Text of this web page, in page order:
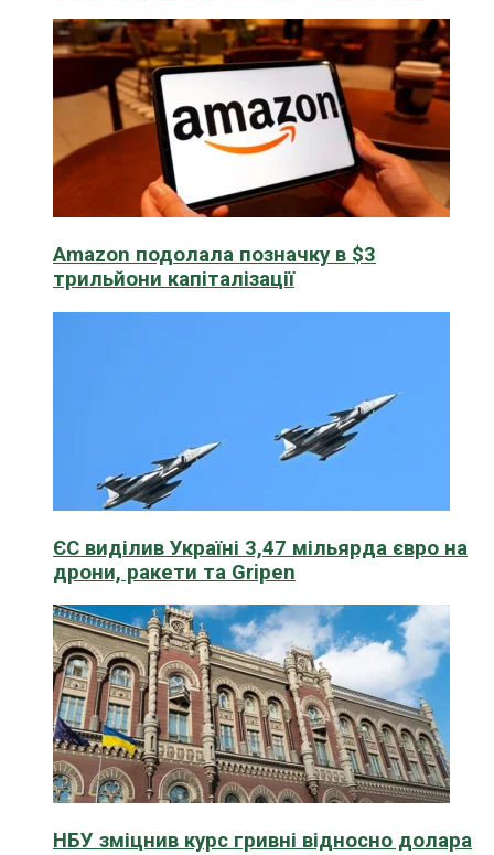
Amazon подолала позначку в $3
трильйони капіталізації
ЄС виділив Україні 3,47 мільярда євро на
дрони, ракети та Gripen
НБУ зміцнив курс гривні відносно долара